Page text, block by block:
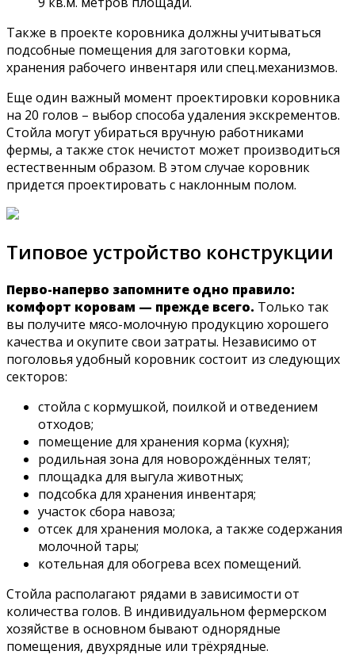
Также в проекте коровника должны учитываться
подсобные помещения для заготовки корма,
хранения рабочего инвентаря или спец.механизмов.
Еще один важный момент проектировки коровника
на 20 голов – выбор способа удаления экскрементов.
Стойла могут убираться вручную работниками
фермы, а также сток нечистот может производиться
естественным образом. В этом случае коровник
придется проектировать с наклонным полом.
Типовое устройство конструкции
Перво-наперво запомните одно правило:
комфорт коровам — прежде всего. Только так
вы получите мясо-молочную продукцию хорошего
качества и окупите свои затраты. Независимо от
поголовья удобный коровник состоит из следующих
секторов:
стойла с кормушкой, поилкой и отведением
отходов;
помещение для хранения корма (кухня);
родильная зона для новорождённых телят;
площадка для выгула животных;
подсобка для хранения инвентаря;
участок сбора навоза;
отсек для хранения молока, а также содержания
молочной тары;
котельная для обогрева всех помещений.
Стойла располагают рядами в зависимости от
количества голов. В индивидуальном фермерском
хозяйстве в основном бывают однорядные
помещения, двухрядные или трёхрядные.